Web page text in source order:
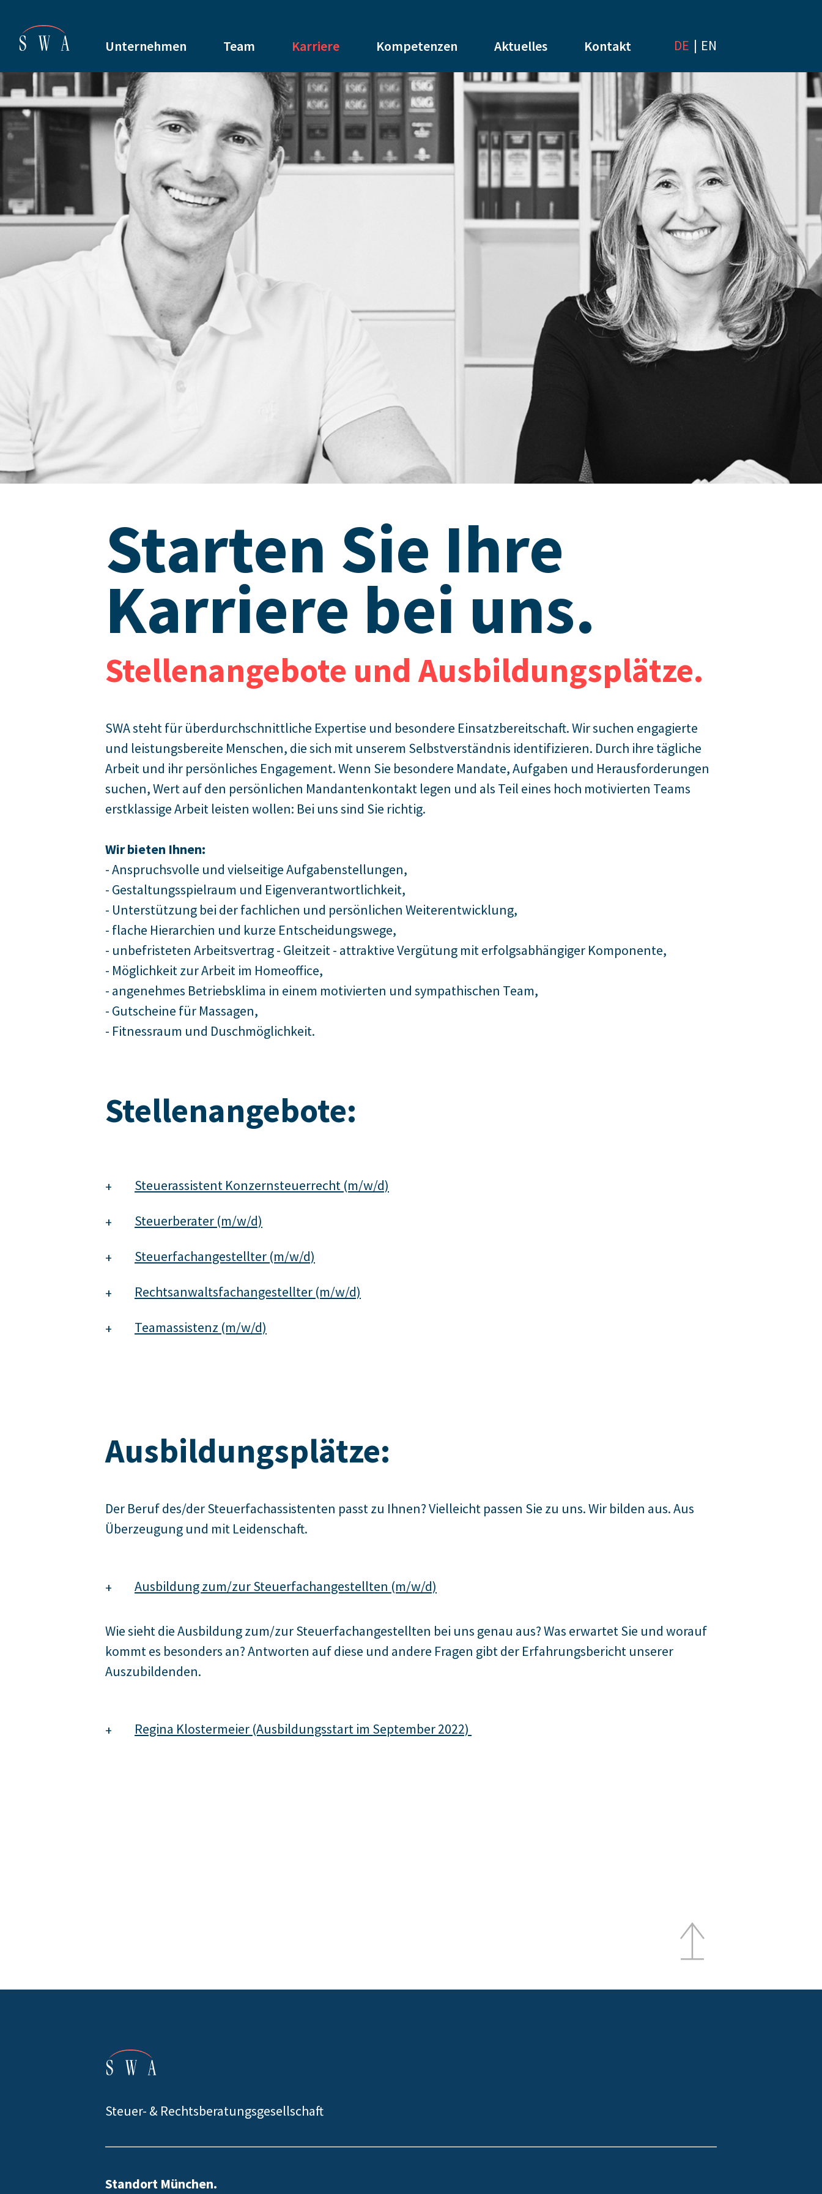
Unternehmen Team Karriere Kompetenzen Aktuelles Kontakt DE | EN
Starten Sie Ihre
Karriere bei uns.
Stellenangebote und Ausbildungsplätze.
SWA steht für überdurchschnittliche Expertise und besondere Einsatzbereitschaft. Wir suchen engagierte
und leistungsbereite Menschen, die sich mit unserem Selbstverständnis identifizieren. Durch ihre tägliche
Arbeit und ihr persönliches Engagement. Wenn Sie besondere Mandate, Aufgaben und Herausforderungen
suchen, Wert auf den persönlichen Mandantenkontakt legen und als Teil eines hoch motivierten Teams
erstklassige Arbeit leisten wollen: Bei uns sind Sie richtig.
Wir bieten Ihnen:
- Anspruchsvolle und vielseitige Aufgabenstellungen,
- Gestaltungsspielraum und Eigenverantwortlichkeit,
- Unterstützung bei der fachlichen und persönlichen Weiterentwicklung,
- flache Hierarchien und kurze Entscheidungswege,
- unbefristeten Arbeitsvertrag - Gleitzeit - attraktive Vergütung mit erfolgsabhängiger Komponente,
- Möglichkeit zur Arbeit im Homeoffice,
- angenehmes Betriebsklima in einem motivierten und sympathischen Team,
- Gutscheine für Massagen,
- Fitnessraum und Duschmöglichkeit.
Stellenangebote:
Steuerassistent Konzernsteuerrecht (m/w/d)
Steuerberater (m/w/d)
Steuerfachangestellter (m/w/d)
Rechtsanwaltsfachangestellter (m/w/d)
Teamassistenz (m/w/d)
Ausbildungsplätze:
Der Beruf des/der Steuerfachassistenten passt zu Ihnen? Vielleicht passen Sie zu uns. Wir bilden aus. Aus
Überzeugung und mit Leidenschaft.
Ausbildung zum/zur Steuerfachangestellten (m/w/d)
Wie sieht die Ausbildung zum/zur Steuerfachangestellten bei uns genau aus? Was erwartet Sie und worauf
kommt es besonders an? Antworten auf diese und andere Fragen gibt der Erfahrungsbericht unserer
Auszubildenden.
Regina Klostermeier (Ausbildungsstart im September 2022)
Steuer- & Rechtsberatungsgesellschaft
Standort München.